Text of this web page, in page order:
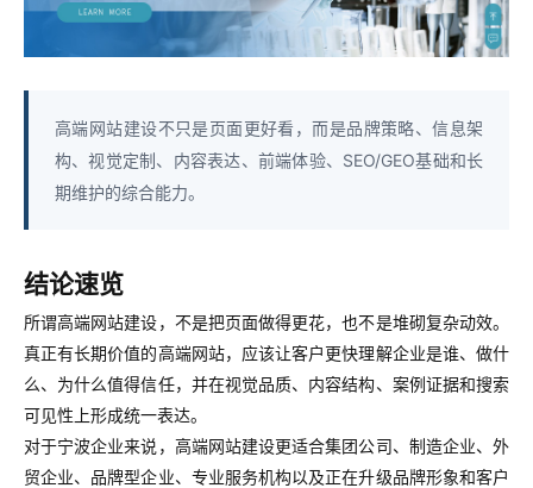
高端网站建设不只是页面更好看，而是品牌策略、信息架
构、视觉定制、内容表达、前端体验、SEO/GEO基础和长
期维护的综合能力。
结论速览
所谓高端网站建设，不是把页面做得更花，也不是堆砌复杂动效。
真正有长期价值的高端网站，应该让客户更快理解企业是谁、做什
么、为什么值得信任，并在视觉品质、内容结构、案例证据和搜索
可见性上形成统一表达。
对于宁波企业来说，高端网站建设更适合集团公司、制造企业、外
贸企业、品牌型企业、专业服务机构以及正在升级品牌形象和客户